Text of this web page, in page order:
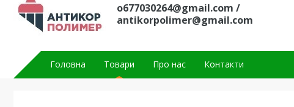
o677030264@gmail.com /
antikorpolimer@gmail.com
Головна Товари Про нас Контакти